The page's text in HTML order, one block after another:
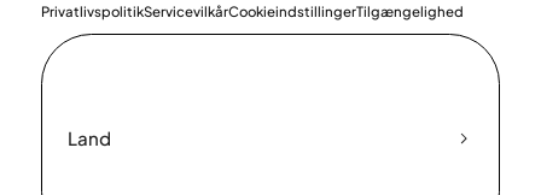
PrivatlivspolitikServicevilkårCookieindstillingerTilgængelighed
Land